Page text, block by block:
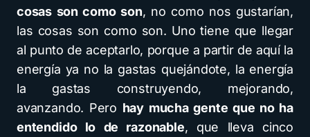
cosas son como son, no como nos gustarían,
las cosas son como son. Uno tiene que llegar
al punto de aceptarlo, porque a partir de aquí la
energía ya no la gastas quejándote, la energía
la gastas construyendo, mejorando,
avanzando. Pero hay mucha gente que no ha
entendido lo de razonable, que lleva cinco